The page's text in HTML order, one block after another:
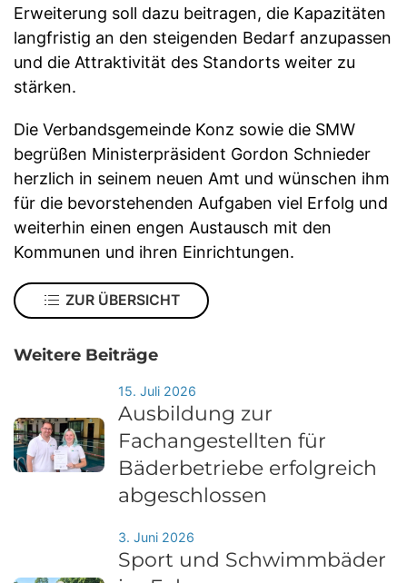
Erweiterung soll dazu beitragen, die Kapazitäten
langfristig an den steigenden Bedarf anzupassen
und die Attraktivität des Standorts weiter zu
stärken.
Die Verbandsgemeinde Konz sowie die SMW
begrüßen Ministerpräsident Gordon Schnieder
herzlich in seinem neuen Amt und wünschen ihm
für die bevorstehenden Aufgaben viel Erfolg und
weiterhin einen engen Austausch mit den
Kommunen und ihren Einrichtungen.
ZUR ÜBERSICHT
Weitere Beiträge
15. Juli 2026
Ausbildung zur
Fachangestellten für
Bäderbetriebe erfolgreich
abgeschlossen
3. Juni 2026
Sport und Schwimmbäder